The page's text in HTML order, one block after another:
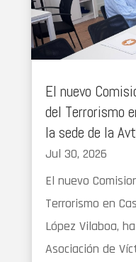
El nuevo
del Terrorismo
la sede de la
Jul 30, 2026
El nuevo
Terrorismo en
López Vilaboa,
Asociación de